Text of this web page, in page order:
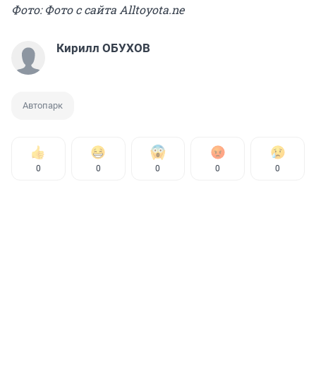
Фото: Фото с сайта Alltoyota.ne
Кирилл ОБУХОВ
Автопарк
0 0 0 0 0